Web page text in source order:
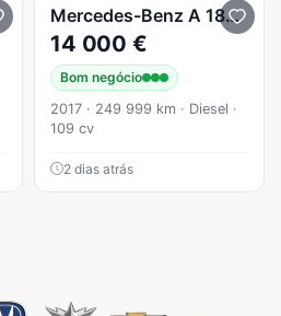
CDI (BlueEFFICIENCY)
Mercedes-Benz A 180 d
14 000 €
Bom negócio
2017 · 249 999 km · Diesel ·
109 cv
2 dias atrás